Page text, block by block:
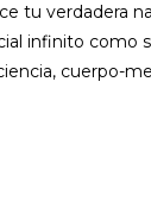
tu verdadera
infinito como
cuerpo-